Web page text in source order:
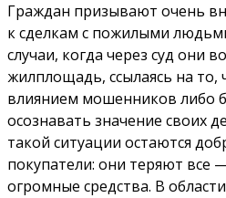
Граждан призывают очень
к сделкам с пожилыми
случаи, когда через суд они
жилплощадь, ссылаясь на то,
влиянием мошенников либо
осознавать значение своих
такой ситуации остаются
покупатели: они теряют все
огромные средства. В